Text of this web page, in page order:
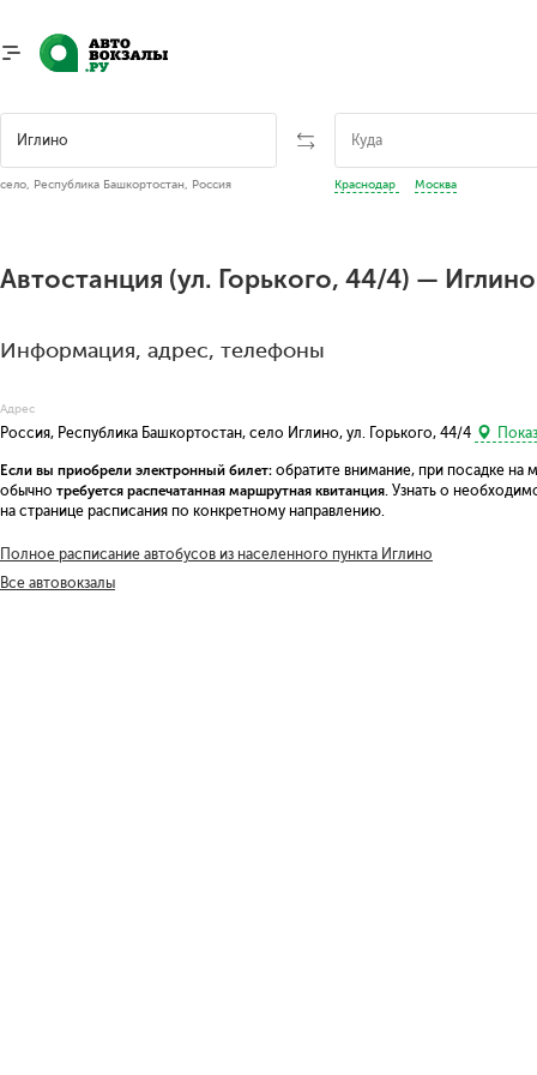
село, Республика Башкортостан, Россия Краснодар Москва
Автостанция (ул. Горького, 44/4) — Иглино
Информация, адрес, телефоны
Адрес
Россия, Республика Башкортостан, село Иглино, ул. Горького, 44/4
Если вы приобрели электронный билет: обратите внимание, при посадке
обычно требуется распечатанная маршрутная квитанция . Узнать о
на странице расписания по конкретному направлению.
Полное расписание автобусов из населенного пункта Иглино
Все автовокзалы